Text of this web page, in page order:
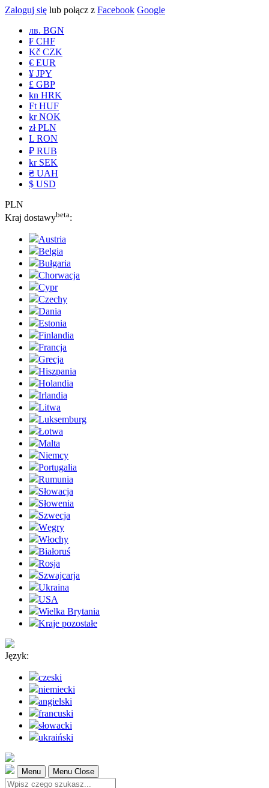
Zaloguj się lub połącz z Facebook Google
лв. BGN
₣ CHF
Kč CZK
€ EUR
¥ JPY
£ GBP
kn HRK
Ft HUF
kr NOK
zł PLN
L RON
₽ RUB
kr SEK
₴ UAH
$ USD
PLN
Kraj dostawybeta:
Austria
Belgia
Bułgaria
Chorwacja
Cypr
Czechy
Dania
Estonia
Finlandia
Francja
Grecja
Hiszpania
Holandia
Irlandia
Litwa
Luksemburg
Łotwa
Malta
Niemcy
Portugalia
Rumunia
Słowacja
Słowenia
Szwecja
Węgry
Włochy
Białoruś
Rosja
Szwajcarja
Ukraina
USA
Wielka Brytania
Kraje pozostałe
Język:
czeski
niemiecki
angielski
francuski
słowacki
ukraiński
Menu Menu Close